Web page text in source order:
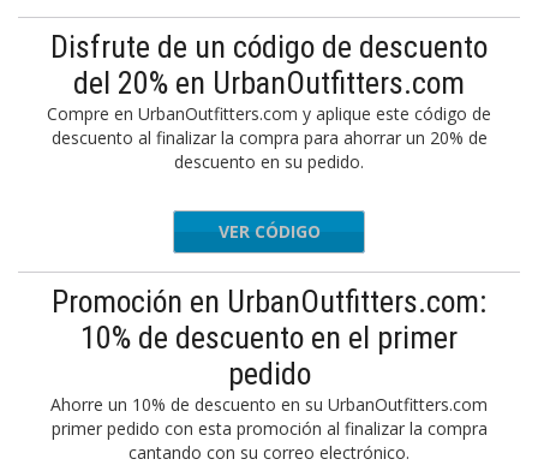
Disfrute de un código de descuento
del 20% en UrbanOutfitters.com
Compre en UrbanOutfitters.com y aplique este código de
descuento al finalizar la compra para ahorrar un 20% de
descuento en su pedido.
Dress20
VER CÓDIGO
Promoción en UrbanOutfitters.com:
10% de descuento en el primer
pedido
Ahorre un 10% de descuento en su UrbanOutfitters.com
primer pedido con esta promoción al finalizar la compra
cantando con su correo electrónico.